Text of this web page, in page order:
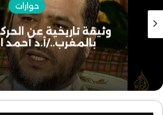
حوارات
وثيقة تاريخية عن
بالمغرب../أ.د أحمد